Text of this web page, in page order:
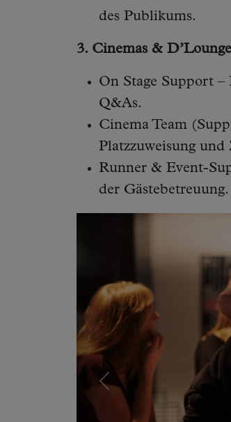
des Publikums.
3. Cinemas &
On Stage Support
Q&As.
Cinema Team
Platzzuweisung
Runner & Event-
der Gästebetreuung.
Previous